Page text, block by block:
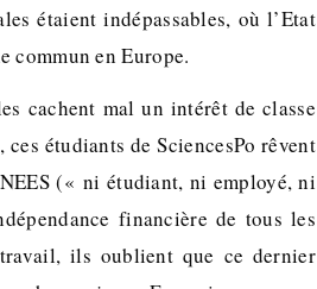
étaient indépassables, où l’Etat
commun en Europe.
cachent mal un intérêt de classe
étudiants de SciencesPo rêvent
(« ni étudiant, ni employé, ni
financière de tous les
ils oublient que ce dernier